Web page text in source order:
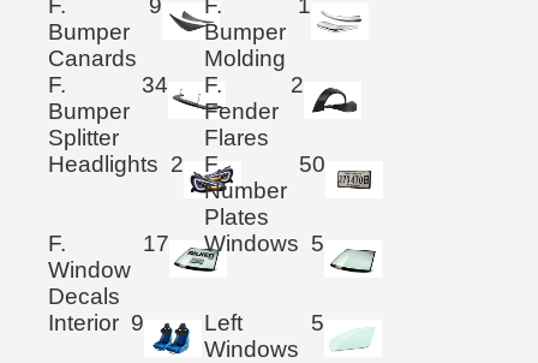
Bumper
Canards
Bumper
Molding
F.
Bumper
Splitter
34
F.
Fender
Flares
2
Headlights 2
F.
Number
Plates
50
F.
Window
Decals
17 Windows 5
Interior 9
Left
Windows
5